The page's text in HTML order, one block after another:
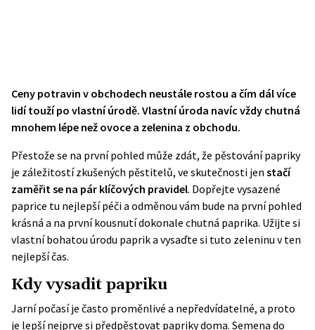
Ceny potravin v obchodech neustále rostou a čím dál více
lidí touží po vlastní úrodě. Vlastní úroda navíc vždy chutná
mnohem lépe než ovoce a zelenina z obchodu.
Přestože se na první pohled může zdát, že pěstování papriky
je záležitostí zkušených pěstitelů, ve skutečnosti jen stačí
zaměřit se na pár klíčových pravidel. Dopřejte vysazené
paprice tu nejlepší péči a odměnou vám bude na první pohled
krásná a na první kousnutí dokonale chutná paprika. Užijte si
vlastní bohatou úrodu paprik a vysaďte si tuto zeleninu v ten
nejlepší čas.
Kdy vysadit papriku
Jarní počasí je často proměnlivé a nepředvídatelné, a proto
je lepší nejprve si předpěstovat papriky doma. Semena do